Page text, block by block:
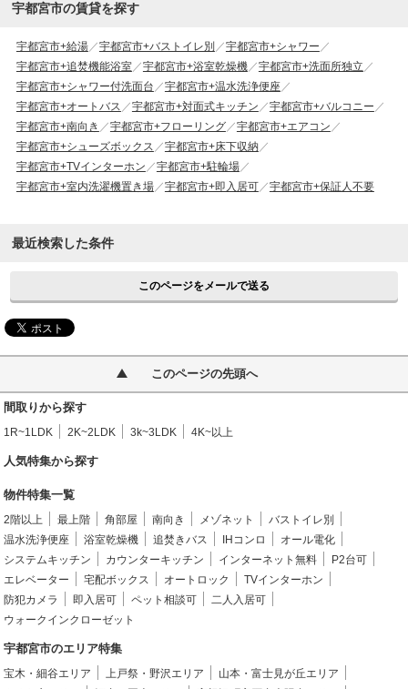
宇都宮市の賃貸を探す
宇都宮市+給湯 宇都宮市+バストイレ別
宇都宮市+シャワー
宇都宮市+追焚機能浴室
宇都宮市+浴室乾燥機
宇都宮市+洗面所独立
宇都宮市+シャワー付洗面台
宇都宮市+温水洗浄便座
宇都宮市+オートバス
宇都宮市+対面式キッチン
宇都宮市+バルコニー
宇都宮市+南向き
宇都宮市+フローリング
宇都宮市+エアコン
宇都宮市+シューズボックス
宇都宮市+床下収納
宇都宮市+TVインターホン
宇都宮市+駐輪場
宇都宮市+室内洗濯機置き場
宇都宮市+即入居可 宇都宮市+保証人不要
最近検索した条件
このページをメールで送る
このページの先頭へ
間取りから探す
1R~1LDK 2K~2LDK 3k~3LDK 4K~以上
人気特集から探す
物件特集一覧
2階以上 最上階 角部屋 南向き メゾネット
バストイレ別
温水洗浄便座
浴室乾燥機 追焚きバス IHコンロ
オール電化
システムキッチン
カウンターキッチン インターネット無料
P2台可
エレベーター
宅配ボックス オートロック
TVインターホン
防犯カメラ
即入居可 ペット相談可
二人入居可
ウォークインクローゼット
宇都宮市のエリア特集
宝木・細谷エリア 上戸祭・野沢エリア
山本・富士見が丘エリア